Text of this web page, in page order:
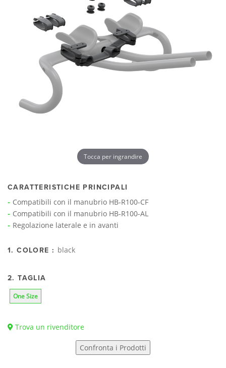
Tocca per ingrandire
CARATTERISTICHE PRINCIPALI
Compatibili con il manubrio HB-R100-CF
Compatibili con il manubrio HB-R100-AL
Regolazione laterale e in avanti
1. COLORE : black
2. TAGLIA
One Size
Trova un rivenditore
Confronta i Prodotti